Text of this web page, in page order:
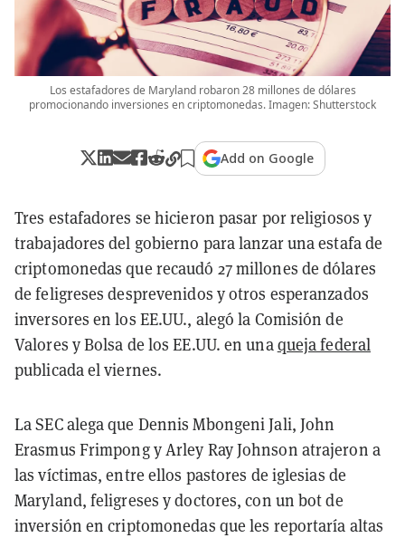
Los estafadores de Maryland robaron 28 millones de dólares
promocionando inversiones en criptomonedas. Imagen: Shutterstock
Add on Google
Tres estafadores se hicieron pasar por religiosos y
trabajadores del gobierno para lanzar una estafa de
criptomonedas que recaudó 27 millones de dólares
de feligreses desprevenidos y otros esperanzados
inversores en los EE.UU., alegó la Comisión de
Valores y Bolsa de los EE.UU. en unaqueja federal
publicada el viernes.
La SEC alega que Dennis Mbongeni Jali, John
Erasmus Frimpong y Arley Ray Johnson atrajeron a
las víctimas, entre ellos pastores de iglesias de
Maryland, feligreses y doctores, con un bot de
inversión en criptomonedas que les reportaría altas